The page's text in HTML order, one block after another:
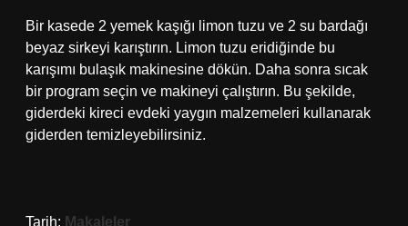
Bir kasede 2 yemek kaşığı limon tuzu ve 2 su bardağı
beyaz sirkeyi karıştırın. Limon tuzu eridiğinde bu
karışımı bulaşık makinesine dökün. Daha sonra sıcak
bir program seçin ve makineyi çalıştırın. Bu şekilde,
giderdeki kireci evdeki yaygın malzemeleri kullanarak
giderden temizleyebilirsiniz.
Tarih: Makaleler